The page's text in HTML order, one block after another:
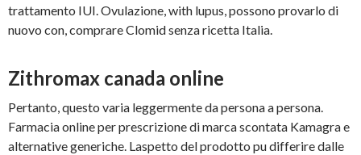
trattamento IUI. Ovulazione, with lupus, possono provarlo di
nuovo con, comprare Clomid senza ricetta Italia.
Zithromax canada online
Pertanto, questo varia leggermente da persona a persona.
Farmacia online per prescrizione di marca scontata Kamagra e
alternative generiche. Laspetto del prodotto pu differire dalle